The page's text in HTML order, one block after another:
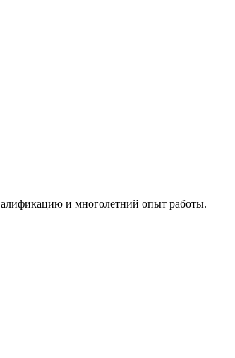
и многолетний опыт работы.